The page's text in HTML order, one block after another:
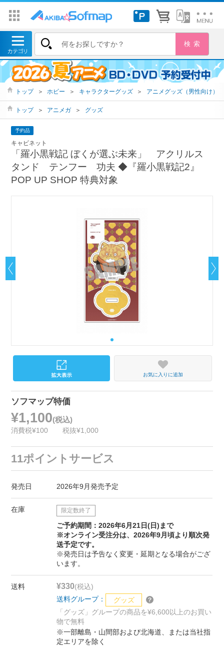
トップ ＞ ホビー ＞ キャラクターグッズ ＞ アニメグッズ（男性向け）
トップ ＞ アニメガ ＞ グッズ
予約品
キャビネット
「羅小黒戦記 ぼくが選ぶ未来」 アクリルス
タンド テンフー 功夫 ◆『羅小黒戦記2』
POP UP SHOP 特典対象
お気に入りに追加
ソフマップ特価
¥1,100(税込)
消費税¥100 税抜¥1,000
11ポイントサービス
発売日 2026年9月発売予定
在庫 限定数終了
ご予約期間：2026年6月21日(日)まで
※オンライン受注分は、2026年9月頃より順次発
送予定です。
※発売日は予告なく変更・延期となる場合がござ
います。
送料 ¥330(税込)
送料グループ：
グッズ
「グッズ」グループの商品を¥6,600以上のお買い
物で無料
※一部離島・山間部および北海道、または当社指
定エリアを除く